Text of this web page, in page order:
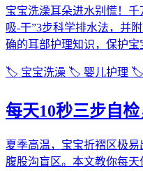
宝宝洗澡耳朵进水别慌！
吸-干”3步科学排水法，并
确的耳部护理知识，保护
🏷️ 宝宝洗澡 🏷️ 婴儿护理 🏷️
每天10秒三步自
夏季高温，宝宝折褶区极
腹股沟盲区。本文教你每天